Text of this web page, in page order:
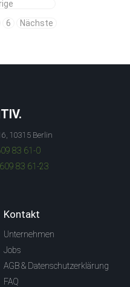
6 Nächste
10315 Berlin
83 61-0
83 61-23
Kontakt
Unternehmen
Jobs
AGB & Datenschutzerklärung
FAQ